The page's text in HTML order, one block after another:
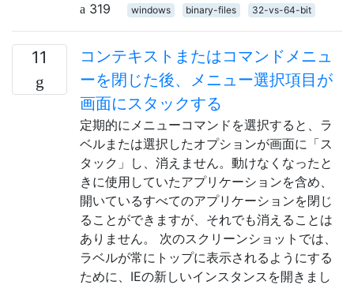
319
windows binary-files 32-vs-64-bit
11
コンテキストまたはコマンドメニュ
ーを閉じた後、メニュー選択項目が
画面にスタックする
定期的にメニューコマンドを選択すると、ラ
ベルまたは選択したオプションが画面に「ス
タック」し、消えません。動けなくなったと
きに使用していたアプリケーションを含め、
開いているすべてのアプリケーションを閉じ
ることができますが、それでも消えることは
ありません。 次のスクリーンショットでは、
ラベルが常にトップに表示されるようにする
ために、IEの新しいインスタンスを開きまし